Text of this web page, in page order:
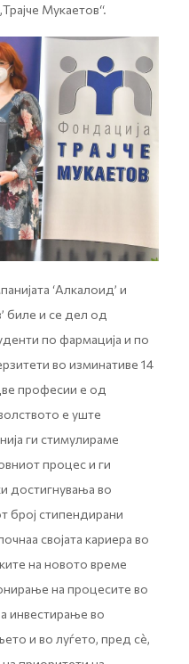
Мукаетов“.
‘Алкалоид’ и
биле и се дел од
по фармација и по
во изминативе 14
професии е од
е уште
ги стимулираме
процес и ги
достигнувања во
број стипендирани
својата кариера во
на новото време
на процесите во
инвестирање во
и во луѓето, пред сѐ,